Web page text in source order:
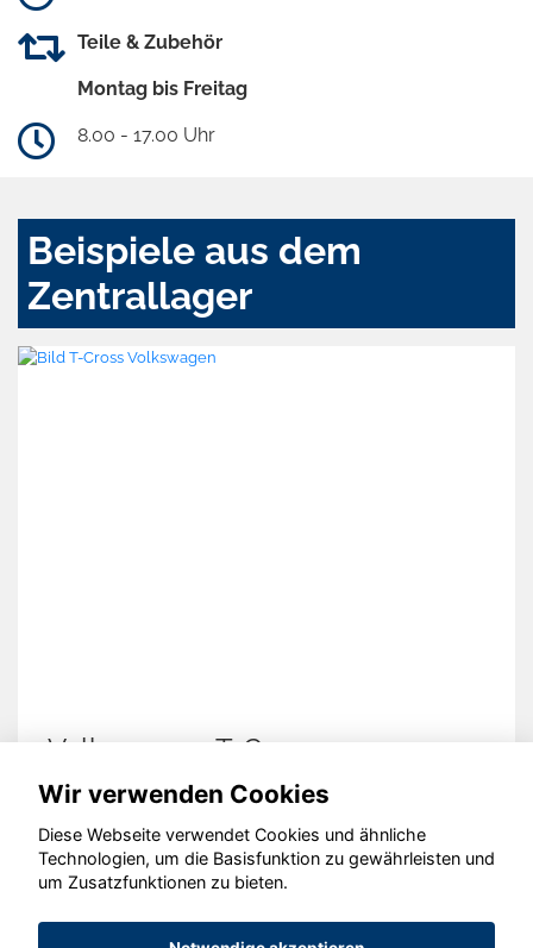
Teile & Zubehör
Montag bis Freitag
8.00 - 17.00 Uhr
Beispiele aus dem
Zentrallager
T-Cross Hyundai
© konjunkturmotor.de GmbH 2020 - 2026
Wir verwenden Cookies
Diese Webseite verwendet Cookies und ähnliche
Technologien, um die Basisfunktion zu gewährleisten und
um Zusatzfunktionen zu bieten.